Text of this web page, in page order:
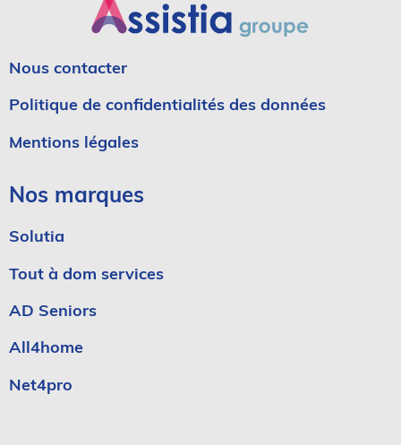
Nous contacter
Politique de confidentialités des données
Mentions légales
Nos marques
Solutia
Tout à dom services
AD Seniors
All4home
Net4pro